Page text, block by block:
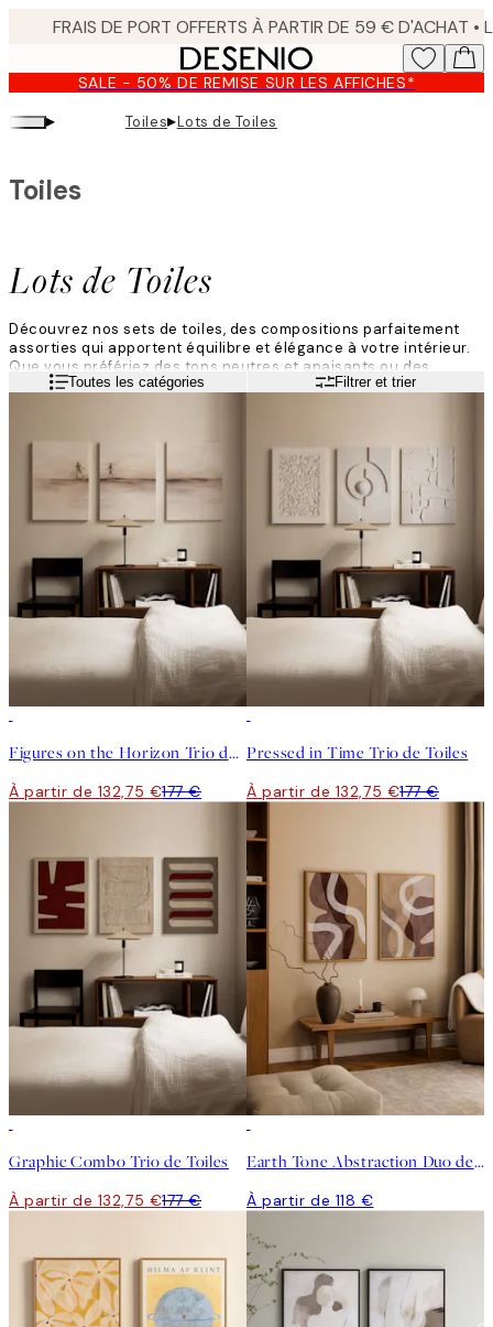
content.SALE - 50% DE REMISE SUR LES AFFICHES*
▸ Toiles▸Lots de Toiles
Lots de Toiles
Toiles
Découvrez nos sets de toiles, des compositions parfaitement
assorties qui apportent équilibre et élégance à votre intérieur.
Que vous préfériez des tons neutres et apaisants ou des
œuvres colorées et expressives, nos sélections soigneusement
Lire la suiteToutes les catégories Filtrer et trier
Figures on the Horizon Trio de Toiles
À partir de 132,75 €177 €
Pressed in Time Trio de Toiles
À partir de 132,75 €177 €
Graphic Combo Trio de Toiles
À partir de 132,75 €177 €
Earth Tone Abstraction Duo de Toiles
À partir de 118 €